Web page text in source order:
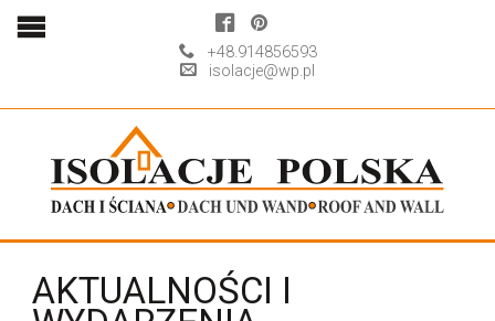
+48.914856593
isolacje@wp.pl
AKTUALNOŚCI I